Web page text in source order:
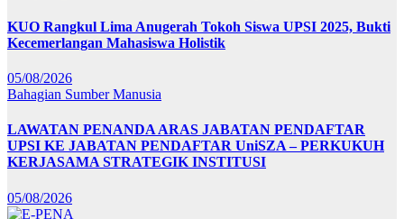
KUO Rangkul Lima Anugerah Tokoh Siswa UPSI 2025, Bukti
Kecemerlangan Mahasiswa Holistik
05/08/2026
Bahagian Sumber Manusia
LAWATAN PENANDA ARAS JABATAN PENDAFTAR
UPSI KE JABATAN PENDAFTAR UniSZA – PERKUKUH
KERJASAMA STRATEGIK INSTITUSI
05/08/2026